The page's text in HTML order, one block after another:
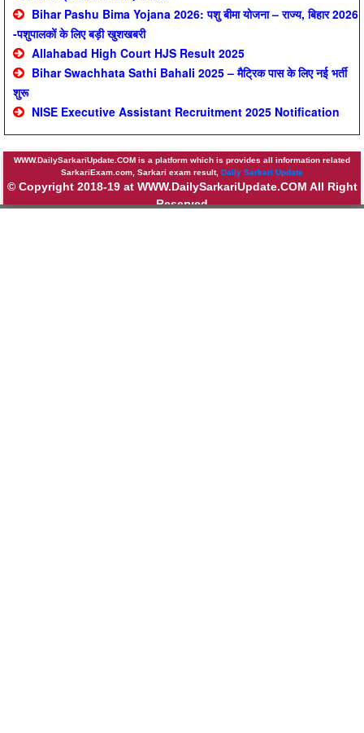
Bihar Pashu Bima Yojana 2026: पशु बीमा योजना – राज्य, बिहार 2026
-पशुपालकों के लिए बड़ी खुशखबरी
Allahabad High Court HJS Result 2025
Bihar Swachhata Sathi Bahali 2025 – मैट्रिक पास के लिए नई भर्ती
शुरू
NISE Executive Assistant Recruitment 2025 Notification
WWW.DailySarkariUpdate.COM is a platform which is provides all information related
SarkariExam.com, Sarkari exam result, Daily Sarkari Update
© Copyright 2018-19 at WWW.DailySarkariUpdate.COM All Right
Reserved